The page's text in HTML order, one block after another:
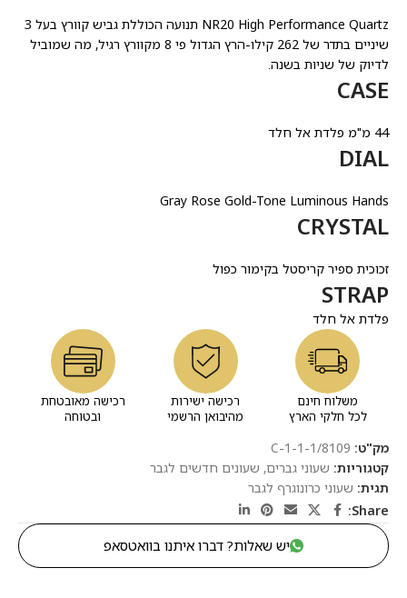
NR20 High Performance Quartz תנועה הכוללת גביש קוורץ בעל 3
שיניים בתדר של 262 קילו-הרץ הגדול פי 8 מקוורץ רגיל, מה שמוביל
לדיוק של שניות בשנה.
CASE
44 מ"מ פלדת אל חלד
DIAL
Gray Rose Gold-Tone Luminous Hands
CRYSTAL
זכוכית ספיר קריסטל בקימור כפול
STRAP
פלדת אל חלד
משלוח חינם
לכל חלקי הארץ
רכישה ישירות
מהיבואן הרשמי
רכישה מאובטחת
ובטוחה
מק"ט: 8109/C-1-1-1
קטגוריות: שעוני גברים, שעונים חדשים לגבר
תגית: שעוני כרונוגרף לגבר
Share:
יש שאלות? דברו איתנו בוואטסאפ